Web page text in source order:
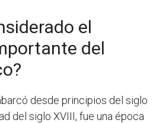
el
del
desde principios del siglo
del siglo XVIII, fue una época